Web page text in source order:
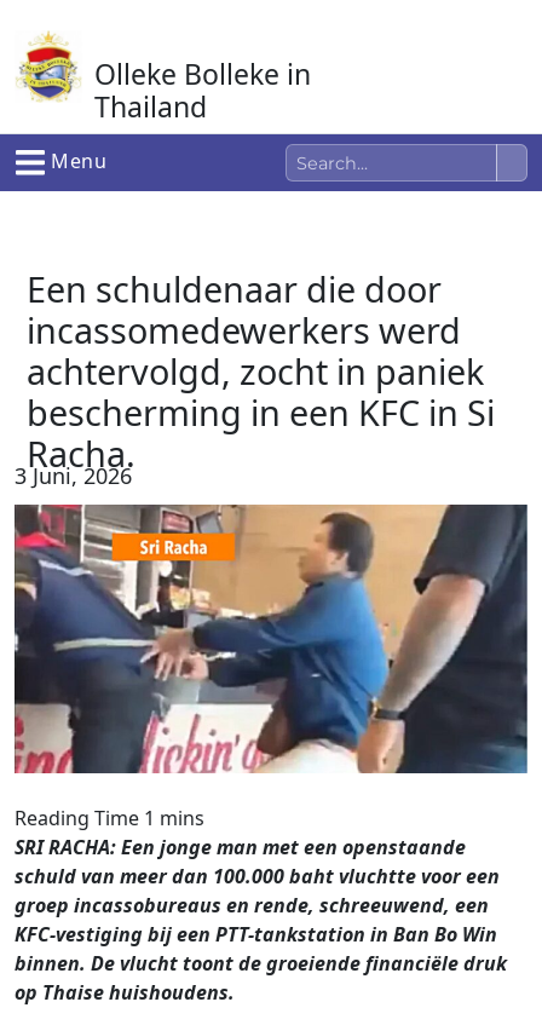
naar
de
inhoud
Olleke Bolleke in
Thailand
In Thailand
Menu
Een schuldenaar die door
incassomedewerkers werd
achtervolgd, zocht in paniek
bescherming in een KFC in Si
Racha.
3 Juni, 2026
SRI RACHA: Een jonge man met een openstaande
schuld van meer dan 100.000 baht vluchtte voor een
groep incassobureaus en rende, schreeuwend, een
KFC-vestiging bij een PTT-tankstation in Ban Bo Win
binnen. De vlucht toont de groeiende financiële druk
op Thaise huishoudens.